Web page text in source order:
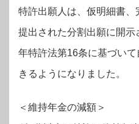
特許出願人は、仮明細書
提出された分割出願に開
年特許法第16条に基づい
きるようになりました。
＜維持年金の減額＞